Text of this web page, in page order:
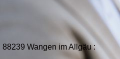
88239 Wangen im Allgäu :